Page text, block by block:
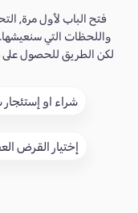
فتح الباب لأول مرة,
واللحظات التي
لكن الطريق للحصول على
شراء او
إختيار القرض